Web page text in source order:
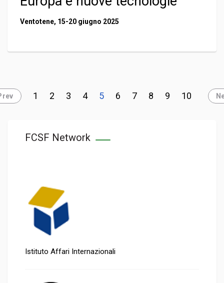
Ventotene, 15-20 giugno 2025
1 2 3 4 5 6 7 8 9 10
FCSF Network
Istituto Affari Internazionali